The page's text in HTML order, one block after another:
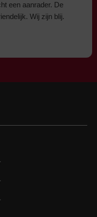
een aanrader. De
Wij zijn blij.